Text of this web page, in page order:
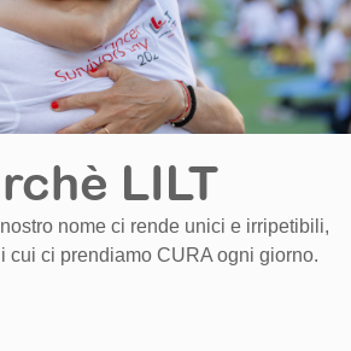
LILT
nome ci rende unici e irripetibili,
cui ci prendiamo CURA ogni giorno.